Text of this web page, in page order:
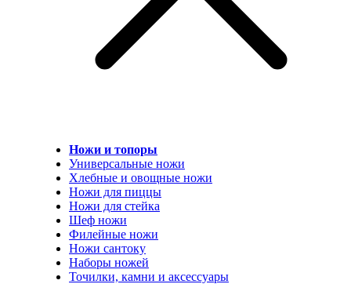
Ножи и топоры
Универсальные ножи
Хлебные и овощные ножи
Ножи для пиццы
Ножи для стейка
Шеф ножи
Филейные ножи
Ножи сантоку
Наборы ножей
Точилки, камни и аксессуары